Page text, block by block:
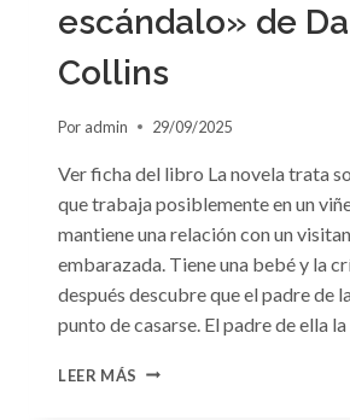
escándalo» de
Collins
Por admin 29/09/2025
Ver ficha del libro La novela trata
que trabaja posiblemente en un
mantiene una relación con un
embarazada. Tiene una bebé y la
después descubre que el padre de
punto de casarse. El padre de ella la
LEER MÁS CONSULTA